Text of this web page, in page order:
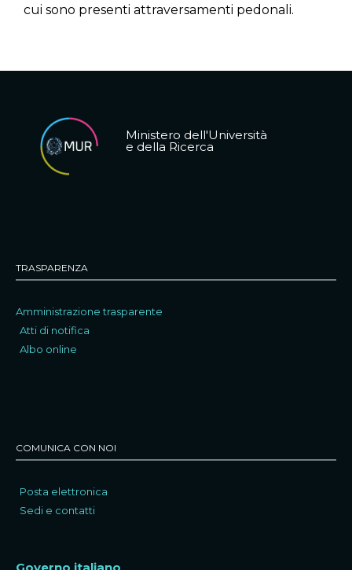
cui sono presenti attraversamenti pedonali.
Ministero dell'Università
e della Ricerca
TRASPARENZA
Amministrazione trasparente
Atti di notifica
Albo online
COMUNICA CON NOI
Posta elettronica
Sedi e contatti